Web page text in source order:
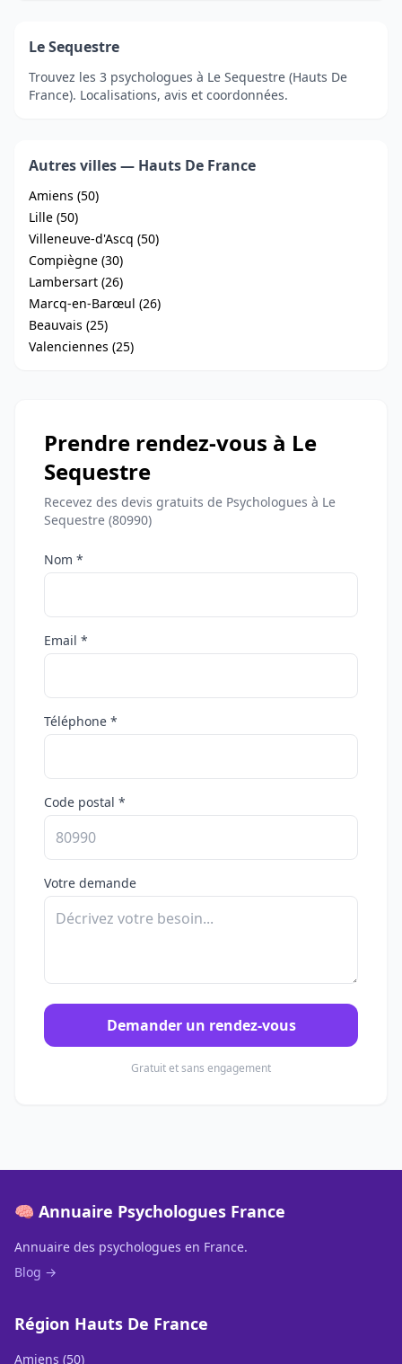
Le Sequestre
Trouvez les 3 psychologues à Le Sequestre (Hauts De
France). Localisations, avis et coordonnées.
Autres villes — Hauts De France
Amiens (50)
Lille (50)
Villeneuve-d'Ascq (50)
Compiègne (30)
Lambersart (26)
Marcq-en-Barœul (26)
Beauvais (25)
Valenciennes (25)
Prendre rendez-vous à Le
Sequestre
Recevez des devis gratuits de Psychologues à Le
Sequestre (80990)
Nom *
Email *
Téléphone *
Code postal *
Votre demande
Demander un rendez-vous
Gratuit et sans engagement
🧠 Annuaire Psychologues France
Annuaire des psychologues en France.
Blog →
Région Hauts De France
Amiens (50)